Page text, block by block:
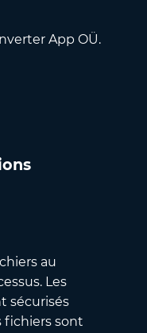
App OÜ.
au
Les
sécurisés
fichiers sont